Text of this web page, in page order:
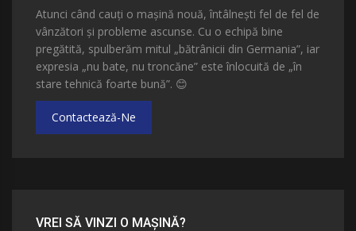
Atunci când cauți o mașină nouă, întâlnești fel de fel de
vânzători și probleme ascunse. Cu o echipă bine
pregătită, spulberăm mitul „bătrânicii din Germania”, iar
expresia „nu bate, nu troncăne” este înlocuită de „în
stare tehnică foarte bună”. 😊
Contactează-Ne
VREI SĂ VINZI O MAȘINĂ?